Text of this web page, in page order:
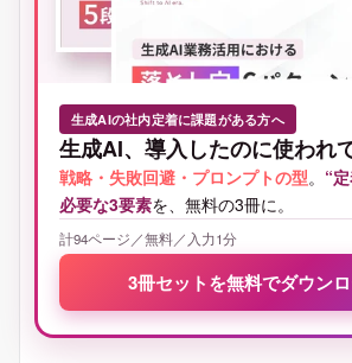
生成AIの社内定着に課題がある方へ
生成AI、導入したのに使われ
戦略・失敗回避・プロンプトの型。 “
必要な3要素を、無料の3冊に。
計94ページ／無料／入力1分
3冊セットを無料でダウン